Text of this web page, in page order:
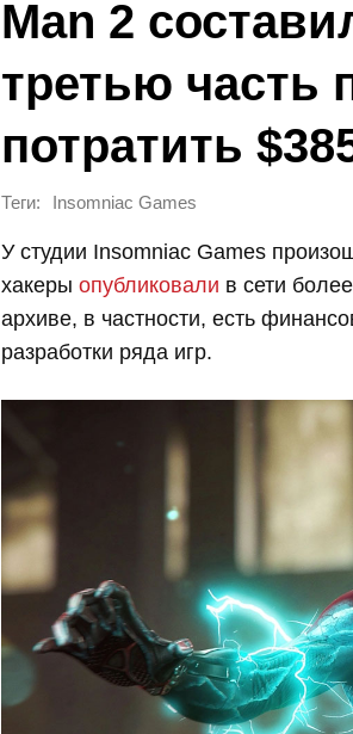
Man 2
третью часть
потратить
Теги: Insomniac Games
У студии Insomniac Games
хакеры опубликовали в сети
архиве, в частности, есть
разработки ряда игр.